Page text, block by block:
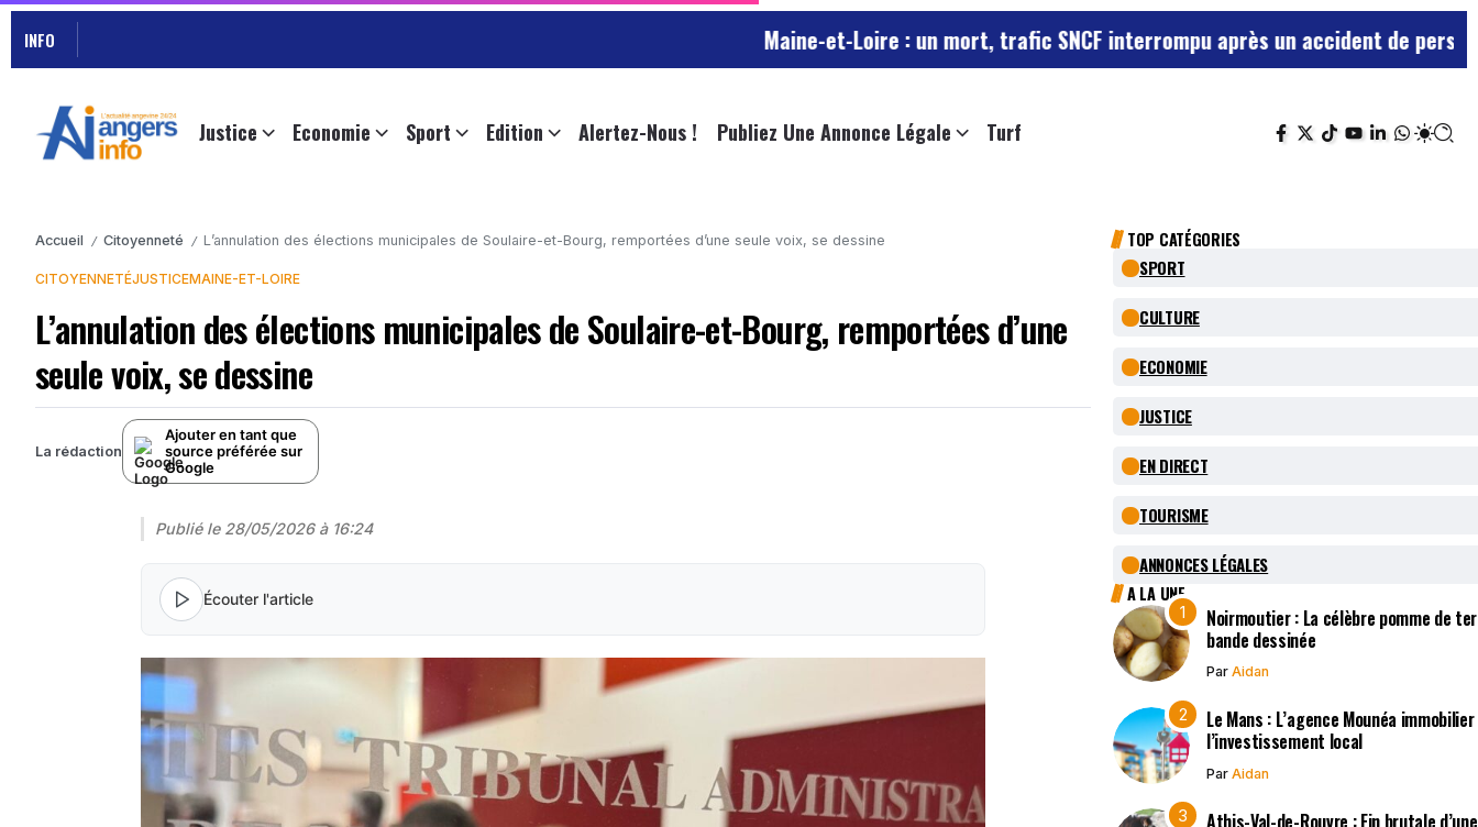
INFO Maine-et-Loire : un mort, trafic SNCF interrompu après un accident de personne
Justice Economie Sport Edition Alertez-Nous ! Publiez Une Annonce Légale Turf
Accueil / Citoyenneté / L’annulation des élections municipales de Soulaire-et-Bourg, remportées d’une seule voix, se dessine
CITOYENNETÉJUSTICEMAINE-ET-LOIRE
L’annulation des élections municipales de Soulaire-et-Bourg, remportées d’une
seule voix, se dessine
La rédaction
Ajouter en tant que
source préférée sur
Google
Publié le 28/05/2026 à 16:24
Écouter l'article
TOP CATÉGORIES
SPORT
CULTURE
ECONOMIE
JUSTICE
EN DIRECT
TOURISME
ANNONCES LÉGALES
A LA UNE
Noirmoutier : La célèbre pomme de
bande dessinée
Par Aidan
Le Mans : L’agence Mounéa
l’investissement local
Par Aidan
Athis-Val-de-Rouvre : Fin brutale